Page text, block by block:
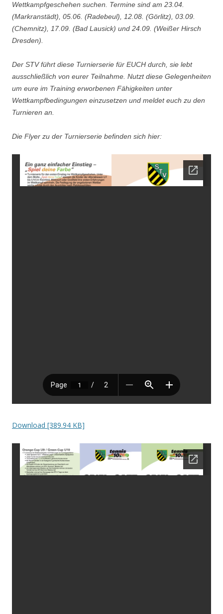
Wettkampfgeschehen suchen. Termine sind am 23.04.
(Markranstädt), 05.06. (Radebeul), 12.08. (Görlitz), 03.09.
(Chemnitz), 17.09. (Bad Lausick) und 24.09. (Weißer Hirsch
Dresden).
Der STV führt diese Turnierserie für EUCH durch, sie lebt
ausschließlich von eurer Teilnahme. Nutzt diese Gelegenheiten
um eure im Training erworbenen Fähigkeiten unter
Wettkampfbedingungen einzusetzen und meldet euch zu den
Turnieren an.
Die Flyer zu der Turnierserie befinden sich hier:
Download [389.94 KB]